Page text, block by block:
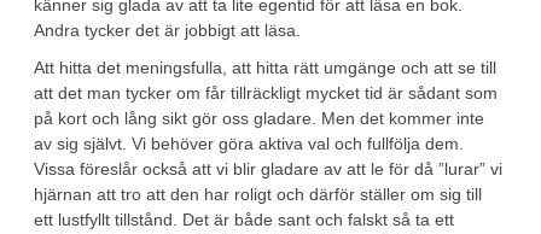
känner sig glada av att ta lite egentid för att läsa en bok.
Andra tycker det är jobbigt att läsa.
Att hitta det meningsfulla, att hitta rätt umgänge och att se till
att det man tycker om får tillräckligt mycket tid är sådant som
på kort och lång sikt gör oss gladare. Men det kommer inte
av sig självt. Vi behöver göra aktiva val och fullfölja dem.
Vissa föreslår också att vi blir gladare av att le för då ”lurar” vi
hjärnan att tro att den har roligt och därför ställer om sig till
ett lustfyllt tillstånd. Det är både sant och falskt så ta ett